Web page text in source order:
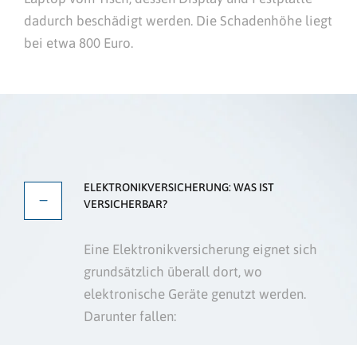
dadurch beschädigt werden. Die Schadenhöhe liegt
bei etwa 800 Euro.
ELEKTRONIKVERSICHERUNG: WAS IST
VERSICHERBAR?
Eine Elektronikversicherung eignet sich
grundsätzlich überall dort, wo
elektronische Geräte genutzt werden.
Darunter fallen: